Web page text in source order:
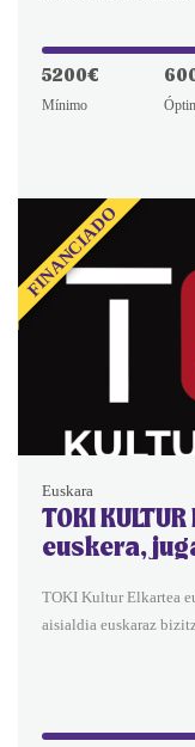
5200€
Mínimo
FINANCIADO
Euskara
TOKI
euskera,
TOKI Kultur Elkartea
aisialdia euskaraz